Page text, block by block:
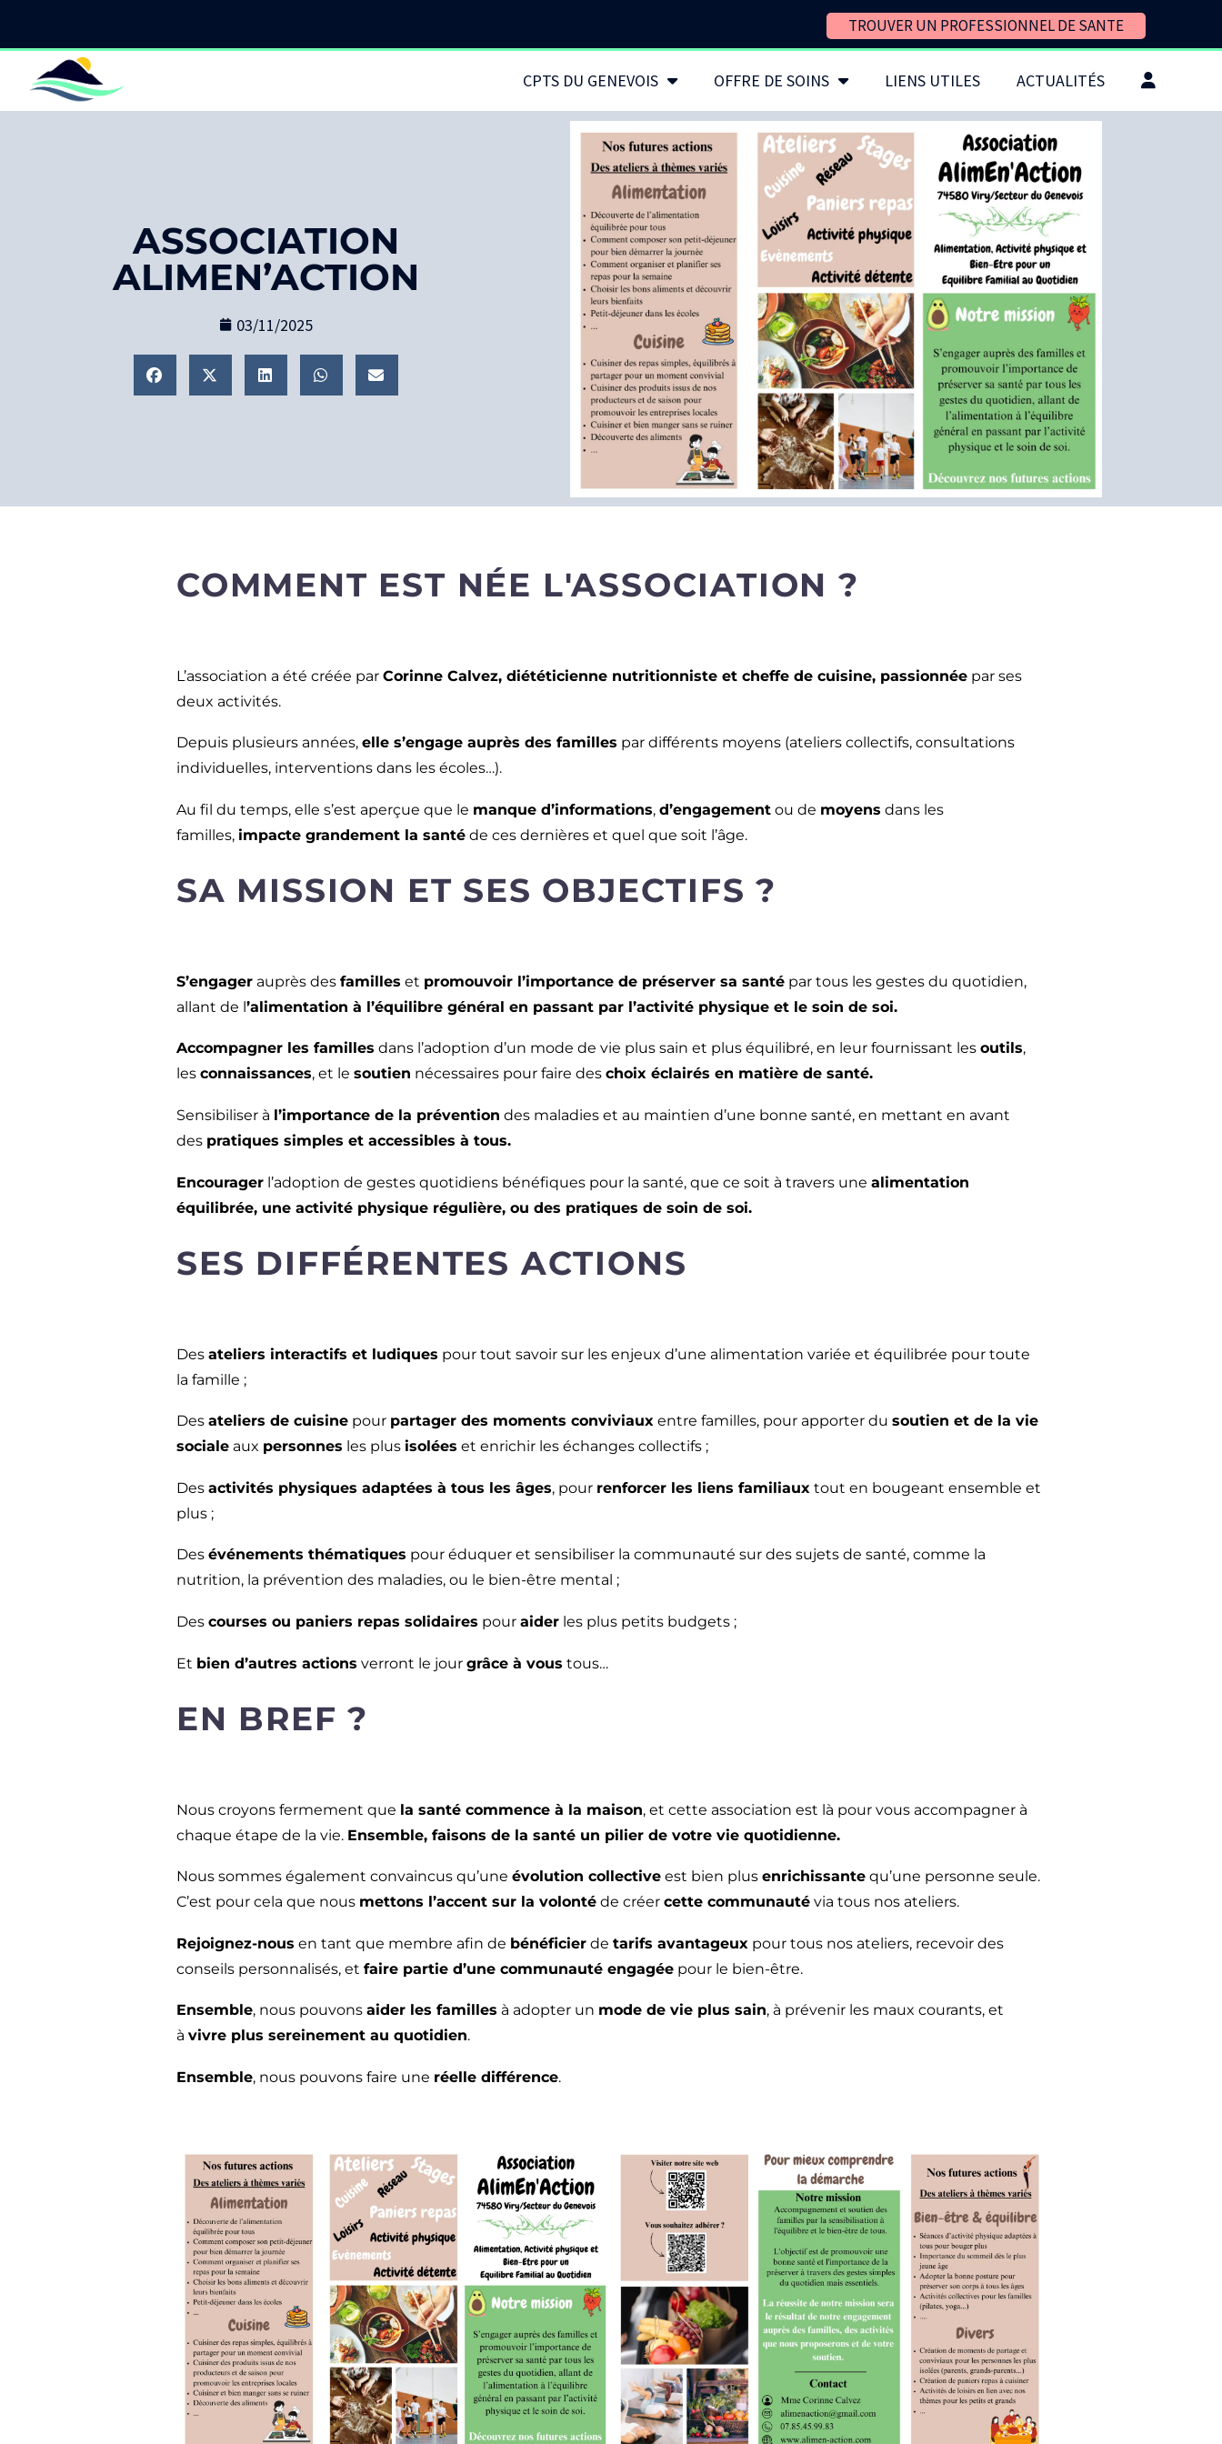
TROUVER UN PROFESSIONNEL DE SANTE
CPTS DU GENEVOIS OFFRE DE SOINS LIENS UTILES ACTUALITÉS
ASSOCIATION
ALIMEN’ACTION
03/11/2025
COMMENT EST NÉE L'ASSOCIATION ?
L’association a été créée parCorinne Calvez, diététicienne nutritionniste et cheffe de cuisine, passionnée par ses
deux activités.
Depuis plusieurs années,elle s’engage auprès des familles par différents moyens (ateliers collectifs, consultations
individuelles, interventions dans les écoles…).
Au fil du temps, elle s’est aperçue que le manque d’informations,d’engagement ou de moyens dans les
familles,impacte grandement la santé de ces dernières et quel que soit l’âge.
SA MISSION ET SES OBJECTIFS ?
S’engager auprès desfamilles et promouvoir l’importance de préserver sa santé par tous les gestes du quotidien,
allant de l’alimentation à l’équilibre général en passant par l’activité physique et le soin de soi.
Accompagner les familles dans l’adoption d’un mode de vie plus sain et plus équilibré, en leur fournissant lesoutils,
lesconnaissances, et lesoutien nécessaires pour faire deschoix éclairés en matière de santé.
Sensibiliser à l’importance de la prévention des maladies et au maintien d’une bonne santé, en mettant en avant
des pratiques simples et accessibles à tous.
Encourager l’adoption de gestes quotidiens bénéfiques pour la santé, que ce soit à travers unealimentation
équilibrée, une activité physique régulière, ou des pratiques de soin de soi.
SES DIFFÉRENTES ACTIONS
Desateliers interactifs et ludiques pour tout savoir sur les enjeux d’une alimentation variée et équilibrée pour toute
la famille ;
Desateliers de cuisine pour partager des moments conviviaux entre familles, pour apporter dusoutien et de la vie
sociale aux personnes les plusisolées et enrichir les échanges collectifs ;
Desactivités physiques adaptées à tous les âges, pour renforcer les liens familiaux tout en bougeant ensemble et
plus ;
Desévénements thématiques pour éduquer et sensibiliser la communauté sur des sujets de santé, comme la
nutrition, la prévention des maladies, ou le bien-être mental ;
Descourses ou paniers repas solidaires pouraider les plus petits budgets ;
Et bien d’autres actions verront le jourgrâce à vous tous…
EN BREF ?
Nous croyons fermement que la santé commence à la maison, et cette association est là pour vous accompagner à
chaque étape de la vie. Ensemble, faisons de la santé un pilier de votre vie quotidienne.
Nous sommes également convaincus qu’uneévolution collective est bien plusenrichissante qu’une personne seule.
C’est pour cela que nous mettons l’accent sur la volonté de créercette communauté via tous nos ateliers.
Rejoignez-nous en tant que membre afin de bénéficier detarifs avantageux pour tous nos ateliers, recevoir des
conseils personnalisés, etfaire partie d’une communauté engagée pour le bien-être.
Ensemble, nous pouvonsaider les familles à adopter un mode de vie plus sain, à prévenir les maux courants, et
àvivre plus sereinement au quotidien.
Ensemble, nous pouvons faire une réelle différence.